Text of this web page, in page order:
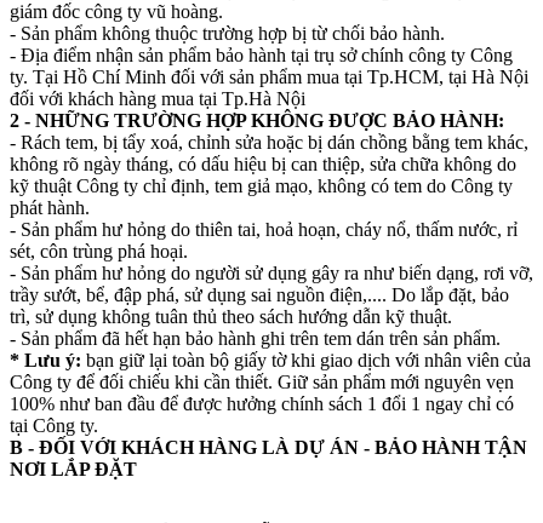
giám đốc công ty vũ hoàng.
- Sản phẩm không thuộc trường hợp bị từ chối bảo hành.
- Địa điểm nhận sản phẩm bảo hành tại trụ sở chính công ty Công
ty. Tại Hồ Chí Minh đối với sản phẩm mua tại Tp.HCM, tại Hà Nội
đối với khách hàng mua tại Tp.Hà Nội
2 - NHỮNG TRƯỜNG HỢP KHÔNG ĐƯỢC BẢO HÀNH:
- Rách tem, bị tẩy xoá, chỉnh sửa hoặc bị dán chồng bằng tem khác,
không rõ ngày tháng, có dấu hiệu bị can thiệp, sửa chữa không do
kỹ thuật Công ty chỉ định, tem giả mạo, không có tem do Công ty
phát hành.
- Sản phẩm hư hỏng do thiên tai, hoả hoạn, cháy nổ, thấm nước, rỉ
sét, côn trùng phá hoại.
- Sản phẩm hư hỏng do người sử dụng gây ra như biến dạng, rơi vỡ,
trầy sướt, bể, đập phá, sử dụng sai nguồn điện,.... Do lắp đặt, bảo
trì, sử dụng không tuân thủ theo sách hướng dẫn kỹ thuật.
- Sản phẩm đã hết hạn bảo hành ghi trên tem dán trên sản phẩm.
* Lưu ý: bạn giữ lại toàn bộ giấy tờ khi giao dịch với nhân viên của
Công ty để đối chiếu khi cần thiết. Giữ sản phẩm mới nguyên vẹn
100% như ban đầu để được hưởng chính sách 1 đổi 1 ngay chỉ có
tại Công ty.
B - ĐỐI VỚI KHÁCH HÀNG LÀ DỰ ÁN - BẢO HÀNH TẬN
NƠI LẮP ĐẶT